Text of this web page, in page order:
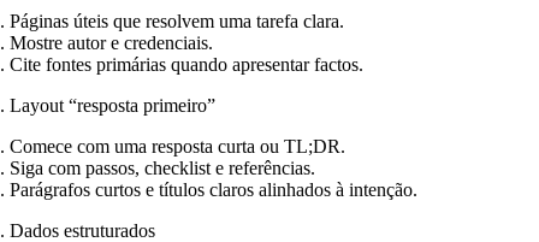
Páginas úteis que resolvem uma tarefa clara.
Mostre autor e credenciais.
Cite fontes primárias quando apresentar factos.
Layout “resposta primeiro”
Comece com uma resposta curta ou TL;DR.
Siga com passos, checklist e referências.
Parágrafos curtos e títulos claros alinhados à intenção.
Dados estruturados